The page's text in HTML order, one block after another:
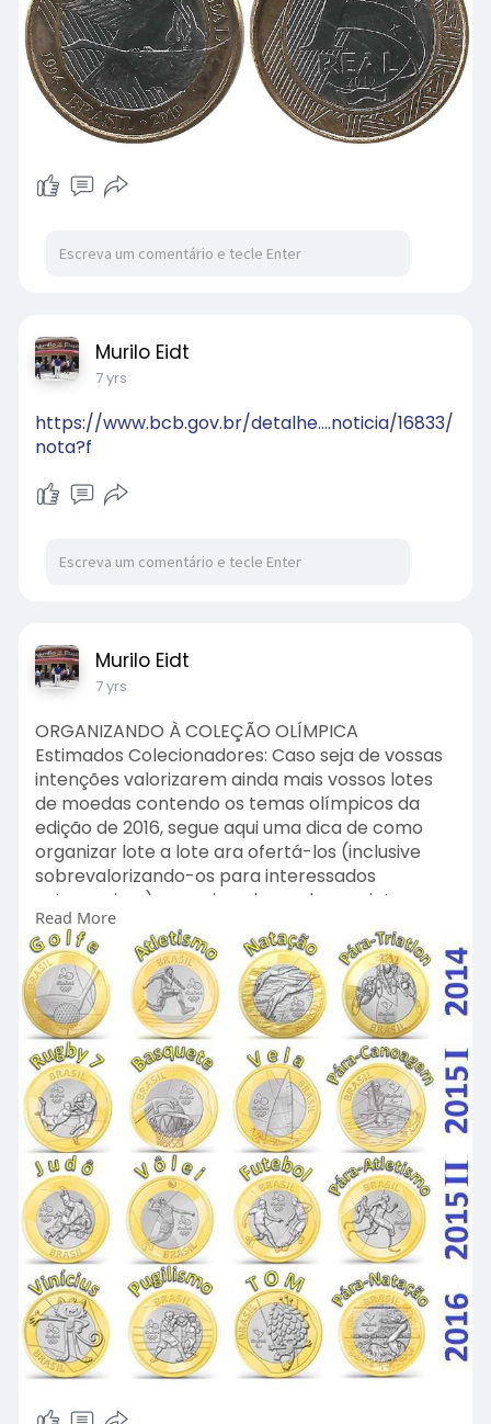
Murilo Eidt
7 yrs
https://www.bcb.gov.br/detalhe....noticia/16833/
nota?f
Murilo Eidt
7 yrs
ORGANIZANDO À COLEÇÃO OLÍMPICA
Estimados Colecionadores: Caso seja de vossas
intenções valorizarem ainda mais vossos lotes
de moedas contendo os temas olímpicos da
edição de 2016, segue aqui uma dica de como
organizar lote a lote ara ofertá-los (inclusive
sobrevalorizando-os para interessados
estrangeiros), organizando-os da seguinte
forma:
2014: (1)Golfe; (2)Atletismo; (3)Natação;
(4)Pára-Triatlon.
2015 [I]: (5.1)Rugby Seven; (6.2)Basquete;
(7.3)Vela; (8.4)Pára-Canoagem.
2015 [II]: (9.1)Judô; (10.2)Vôlei; (11.3)Futebol;
(12.4)Pára-Ateltismo.
2016: (13.1)Vinícius; (14.2)Pugilismo; (15.3)Tom;
(16.4) Pára-Natação.
Read More